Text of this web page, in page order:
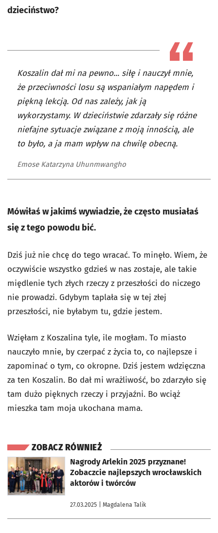
dzieciństwo?
Koszalin dał mi na pewno... siłę i nauczył mnie,
że przeciwności losu są wspaniałym napędem i
piękną lekcją. Od nas zależy, jak ją
wykorzystamy. W dzieciństwie zdarzały się różne
niefajne sytuacje związane z moją innością, ale
to było, a ja mam wpływ na chwilę obecną.
Emose Katarzyna Uhunmwangho
Mówiłaś w jakimś wywiadzie, że często musiałaś
się z tego powodu bić.
Dziś już nie chcę do tego wracać. To minęło. Wiem, że
oczywiście wszystko gdzieś w nas zostaje, ale takie
międlenie tych złych rzeczy z przeszłości do niczego
nie prowadzi. Gdybym taplała się w tej złej
przeszłości, nie byłabym tu, gdzie jestem.
Wzięłam z Koszalina tyle, ile mogłam. To miasto
nauczyło mnie, by czerpać z życia to, co najlepsze i
zapominać o tym, co okropne. Dziś jestem wdzięczna
za ten Koszalin. Bo dał mi wrażliwość, bo zdarzyło się
tam dużo pięknych rzeczy i przyjaźni. Bo wciąż
mieszka tam moja ukochana mama.
ZOBACZ RÓWNIEŻ
Nagrody Arlekin 2025 przyznane!
Zobaczcie najlepszych wrocławskich
aktorów i twórców
27.03.2025 | Magdalena Talik
otworzy się w nowej karcie